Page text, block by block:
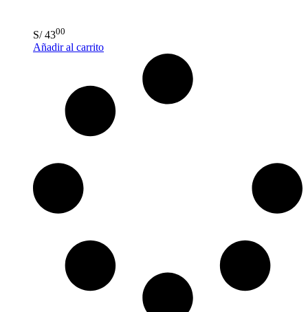
S/4300
Añadir al carrito